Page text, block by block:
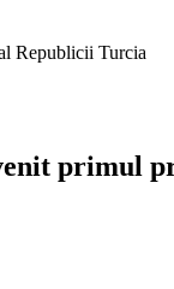
Republicii Turcia
primul